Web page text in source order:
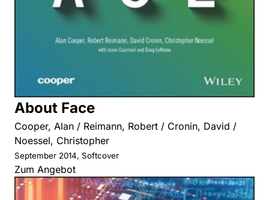
About Face
Cooper, Alan / Reimann, Robert / Cronin, David /
Noessel, Christopher
September 2014, Softcover
Zum Angebot